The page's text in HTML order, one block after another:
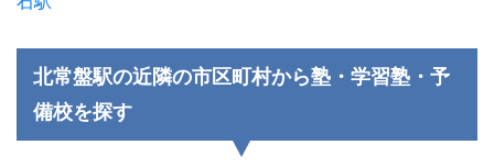
北常盤駅の近隣の市区町村から塾・学習塾・予
備校を探す